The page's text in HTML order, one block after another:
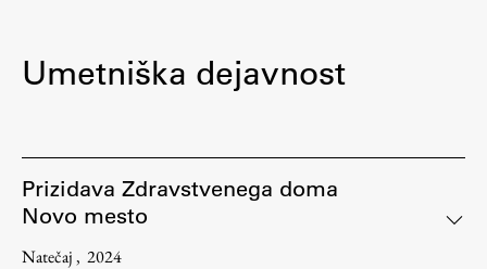
Študentski projekti
Zaključna dela
Razvojno sodelovanje in humanitarna pomoč
Umetniška dejavnost
Prizidava Zdravstvenega doma
Novo mesto
Natečaj 2024